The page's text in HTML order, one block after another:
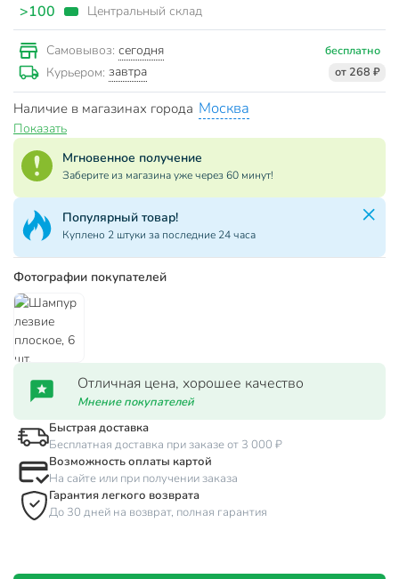
>100 Центральный склад
Самовывоз: сегодня бесплатно
Курьером: завтра от 268 ₽
Наличие в магазинах города Москва
Показать
Мгновенное получение
Заберите из магазина уже через 60 минут!
Популярный товар!
Куплено 2 штуки за последние 24 часа
Фотографии покупателей
Отличная цена, хорошее качество
Мнение покупателей
Быстрая доставка
Бесплатная доставка при заказе от 3 000 ₽
Возможность оплаты картой
На сайте или при получении заказа
Гарантия легкого возврата
До 30 дней на возврат, полная гарантия